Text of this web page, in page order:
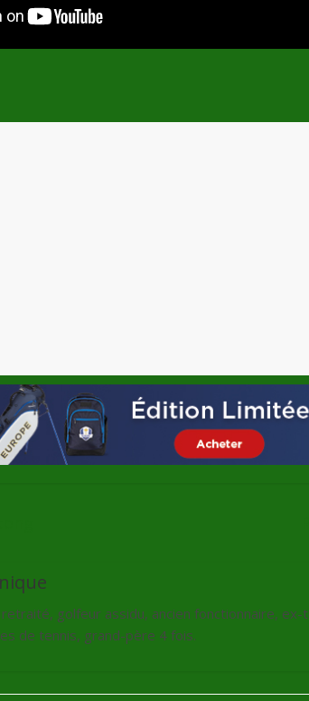
golfeur assidu, ancien fonctionnaire,
de tennis, grand-père 4 fois.